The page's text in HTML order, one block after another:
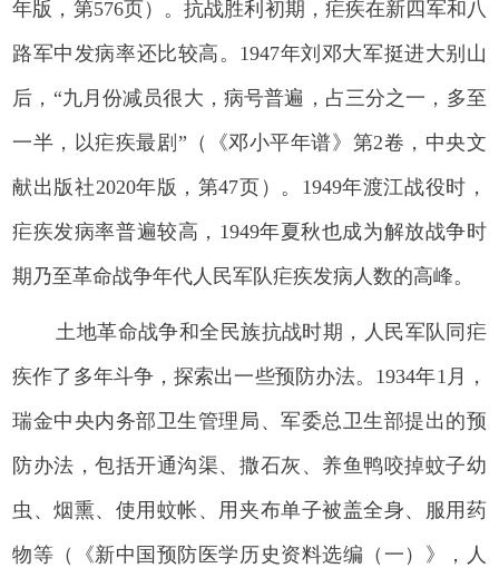
年版，第576页）。抗战胜利初期，疟疾在新四军和八
路军中发病率还比较高。1947年刘邓大军挺进大别山
后，“九月份减员很大，病号普遍，占三分之一，多至
一半，以疟疾最剧”（《邓小平年谱》第2卷，中央文
献出版社2020年版，第47页）。1949年渡江战役时，
疟疾发病率普遍较高，1949年夏秋也成为解放战争时
期乃至革命战争年代人民军队疟疾发病人数的高峰。
土地革命战争和全民族抗战时期，人民军队同疟
疾作了多年斗争，探索出一些预防办法。1934年1月，
瑞金中央内务部卫生管理局、军委总卫生部提出的预
防办法，包括开通沟渠、撒石灰、养鱼鸭咬掉蚊子幼
虫、烟熏、使用蚊帐、用夹布单子被盖全身、服用药
物等（《新中国预防医学历史资料选编（一）》，人